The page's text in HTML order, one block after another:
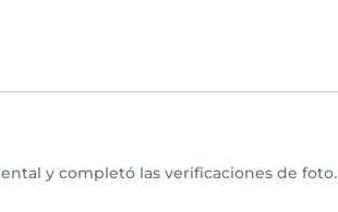
y completó las verificaciones de foto.